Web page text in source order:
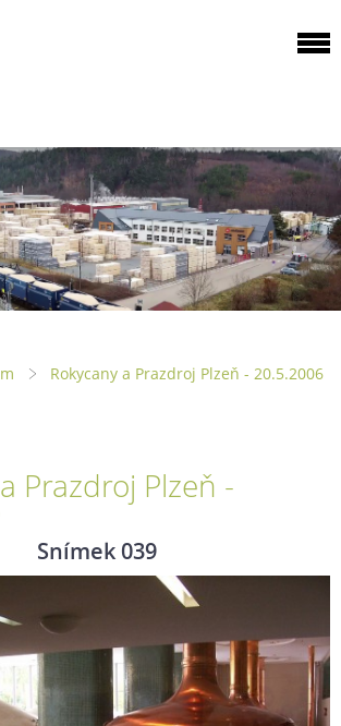
Rokycany a Prazdroj Plzeň - 20.5.2006
Prazdroj Plzeň -
Snímek 039